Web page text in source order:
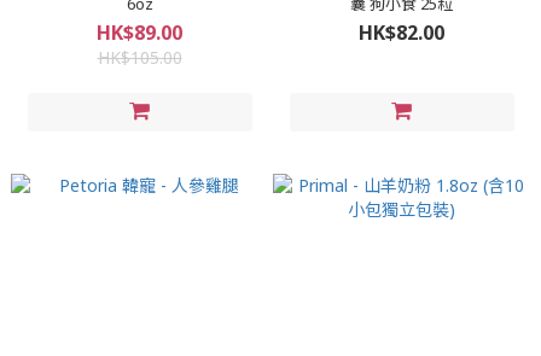
HK$89.00
HK$105.00
HK$82.00